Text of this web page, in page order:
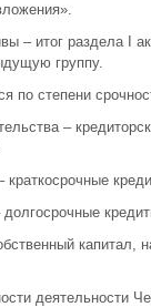
– итог раздела I
группу.
по степени
–
краткосрочные
капитал,
деятельности